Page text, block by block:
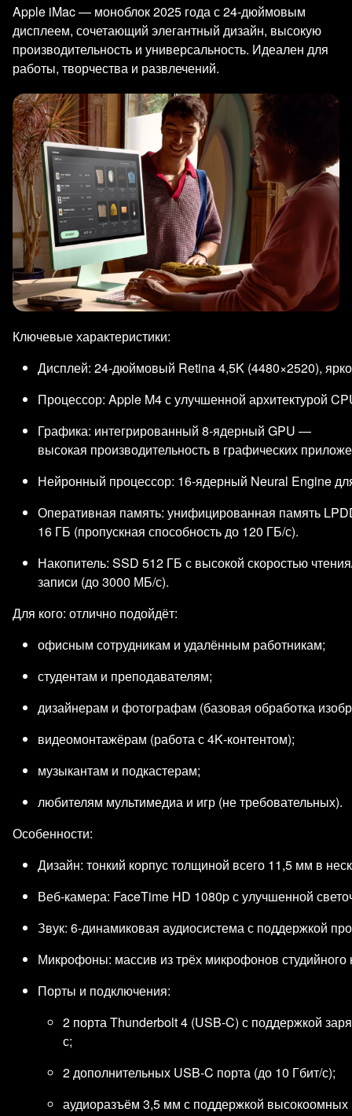
Apple iMac — моноблок 2025 года с 24‑дюймовым
дисплеем, сочетающий элегантный дизайн, высокую
производительность и универсальность. Идеален для
работы, творчества и развлечений.
Ключевые характеристики:
Дисплей: 24‑дюймовый Retina 4,5K (4480×2520),
Процессор: Apple M4 с улучшенной архитектурой
Графика: интегрированный 8‑ядерный GPU —
высокая производительность в графических
Нейронный процессор: 16‑ядерный Neural Engine
Оперативная память: унифицированная память
16 ГБ (пропускная способность до 120 ГБ/с).
Накопитель: SSD 512 ГБ с высокой скоростью
записи (до 3000 МБ/с).
Для кого: отлично подойдёт:
офисным сотрудникам и удалённым работникам;
студентам и преподавателям;
дизайнерам и фотографам (базовая обработка
видеомонтажёрам (работа с 4K‑контентом);
музыкантам и подкастерам;
любителям мультимедиа и игр (не требовательных).
Особенности:
Дизайн: тонкий корпус толщиной всего 11,5 мм в
Веб‑камера: FaceTime HD 1080p с улучшенной
Звук: 6‑динамиковая аудиосистема с поддержкой
Микрофоны: массив из трёх микрофонов студийного
Порты и подключения:
2 порта Thunderbolt 4 (USB‑C) с поддержкой
с;
2 дополнительных USB‑C порта (до 10 Гбит/с);
аудиоразъём 3,5 мм с поддержкой